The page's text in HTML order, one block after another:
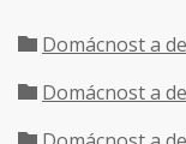
Domácnost a
Domácnost a